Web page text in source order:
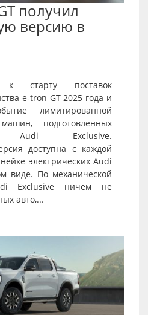
получил
версию в
к старту поставок
e-tron GT 2025 года и
лимитированной
подготовленных
Audi Exclusive.
доступна с каждой
электрических Audi
виде. По механической
Exclusive ничем не
авто,...